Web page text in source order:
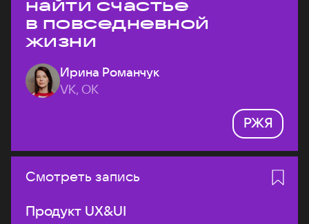
найти счастье
в повседневной
жизни
Ирина Романчук
VK, ОК
РЖЯ
Смотреть запись
Продукт UX&UI